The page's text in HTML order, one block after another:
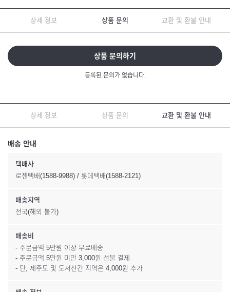
상세 정보 상품 문의 교환 및 환불 안내
상품 문의하기
등록된 문의가 없습니다.
상세 정보 상품 문의 교환 및 환불 안내
배송 안내
택배사
로젠택배(1588-9988) / 롯데택배(1588-2121)
배송지역
전국(해외 불가)
배송비
- 주문금액 5만원 이상 무료배송
- 주문금액 5만원 미만 3,000원 선불 결제
- 단, 제주도 및 도서산간 지역은 4,000원 추가